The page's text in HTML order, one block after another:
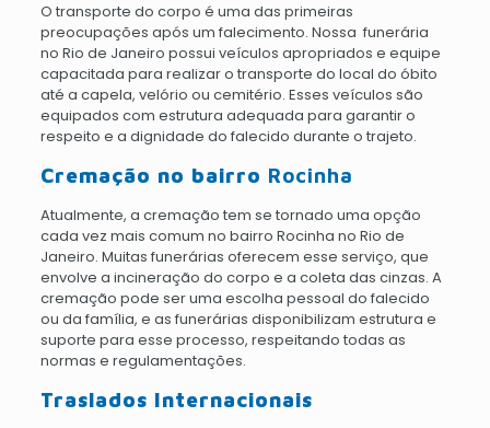
O transporte do corpo é uma das primeiras
preocupações após um falecimento. Nossa funerária
no Rio de Janeiro possui veículos apropriados e equipe
capacitada para realizar o transporte do local do óbito
até a capela, velório ou cemitério. Esses veículos são
equipados com estrutura adequada para garantir o
respeito e a dignidade do falecido durante o trajeto.
Cremação no bairro Rocinha
Atualmente, a cremação tem se tornado uma opção
cada vez mais comum no bairro Rocinha no Rio de
Janeiro. Muitas funerárias oferecem esse serviço, que
envolve a incineração do corpo e a coleta das cinzas. A
cremação pode ser uma escolha pessoal do falecido
ou da família, e as funerárias disponibilizam estrutura e
suporte para esse processo, respeitando todas as
normas e regulamentações.
Traslados Internacionais